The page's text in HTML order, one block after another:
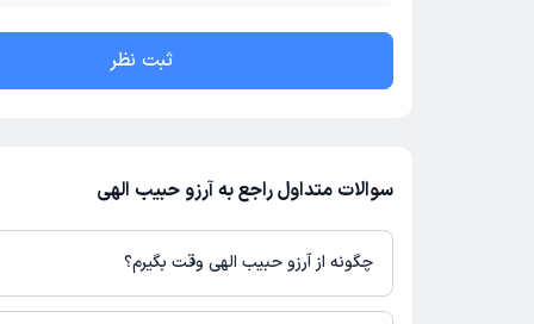
ثبت نظر
سوالات متداول راجع به آرزو حبیب الهی
چگونه از آرزو حبیب الهی وقت بگیرم؟
در صورتی کهآرزو حبیب الهیدارای پروفایل فعال و نوبت‌دهی باز در